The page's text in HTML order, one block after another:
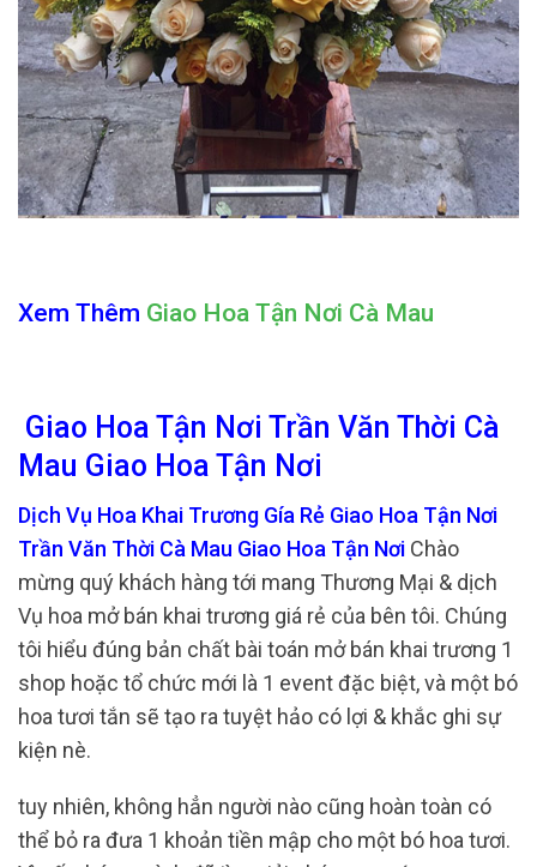
Xem Thêm Giao Hoa Tận Nơi Cà Mau
Giao Hoa Tận Nơi Trần Văn Thời Cà
Mau Giao Hoa Tận Nơi
Dịch Vụ Hoa Khai Trương Gía Rẻ Giao Hoa Tận Nơi
Trần Văn Thời Cà Mau Giao Hoa Tận Nơi Chào
mừng quý khách hàng tới mang Thương Mại & dịch
Vụ hoa mở bán khai trương giá rẻ của bên tôi. Chúng
tôi hiểu đúng bản chất bài toán mở bán khai trương 1
shop hoặc tổ chức mới là 1 event đặc biệt, và một bó
hoa tươi tắn sẽ tạo ra tuyệt hảo có lợi & khắc ghi sự
kiện nè.
tuy nhiên, không hẳn người nào cũng hoàn toàn có
thể bỏ ra đưa 1 khoản tiền mập cho một bó hoa tươi.